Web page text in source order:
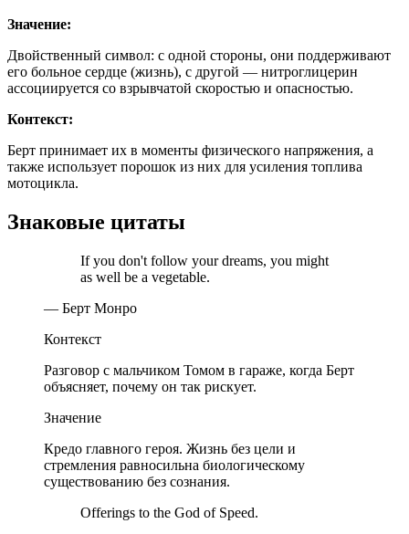
Значение:
Двойственный символ: с одной стороны, они поддерживают
его больное сердце (жизнь), с другой — нитроглицерин
ассоциируется со взрывчатой скоростью и опасностью.
Контекст:
Берт принимает их в моменты физического напряжения, а
также использует порошок из них для усиления топлива
мотоцикла.
Знаковые цитаты
If you don't follow your dreams, you might
as well be a vegetable.
— Берт Монро
Контекст
Разговор с мальчиком Томом в гараже, когда Берт
объясняет, почему он так рискует.
Значение
Кредо главного героя. Жизнь без цели и
стремления равносильна биологическому
существованию без сознания.
Offerings to the God of Speed.